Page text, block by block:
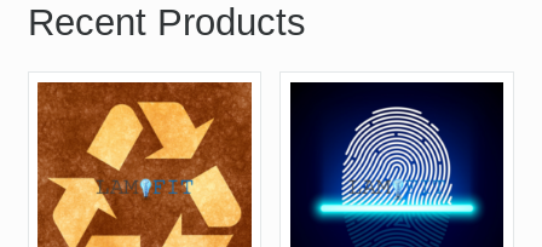
Recent Products